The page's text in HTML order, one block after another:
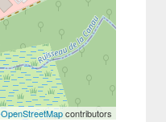
OpenStreetMapcontributors